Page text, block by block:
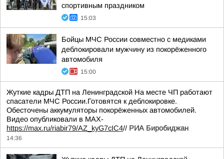
спортивным праздником
15:03
Бойцы МЧС России совместно с медиками
деблокировали мужчину из покорёженного
автомобиля
15:00
Жуткие кадры ДТП на Ленинградской На месте ЧП работают
спасатели МЧС России.Готовятся к деблокировке.
Обесточены аккумуляторы покорёженных автомобилей.
Видео опубликовали в МАХ-
https://max.ru/riabir79/AZ_kyG7cIC4// РИА Биробиджан
14:36